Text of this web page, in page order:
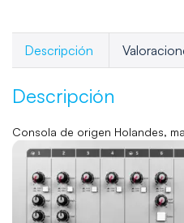
Descripción
Descripción
Consola de origen Holandes,